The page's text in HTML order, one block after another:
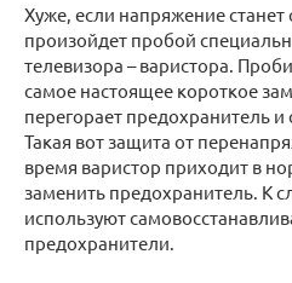
Хуже, если напряжение
произойдет пробой
телевизора – варистора.
самое настоящее короткое
перегорает предохранитель и
Такая вот защита от
время варистор приходит в
заменить предохранитель. К
используют
предохранители.